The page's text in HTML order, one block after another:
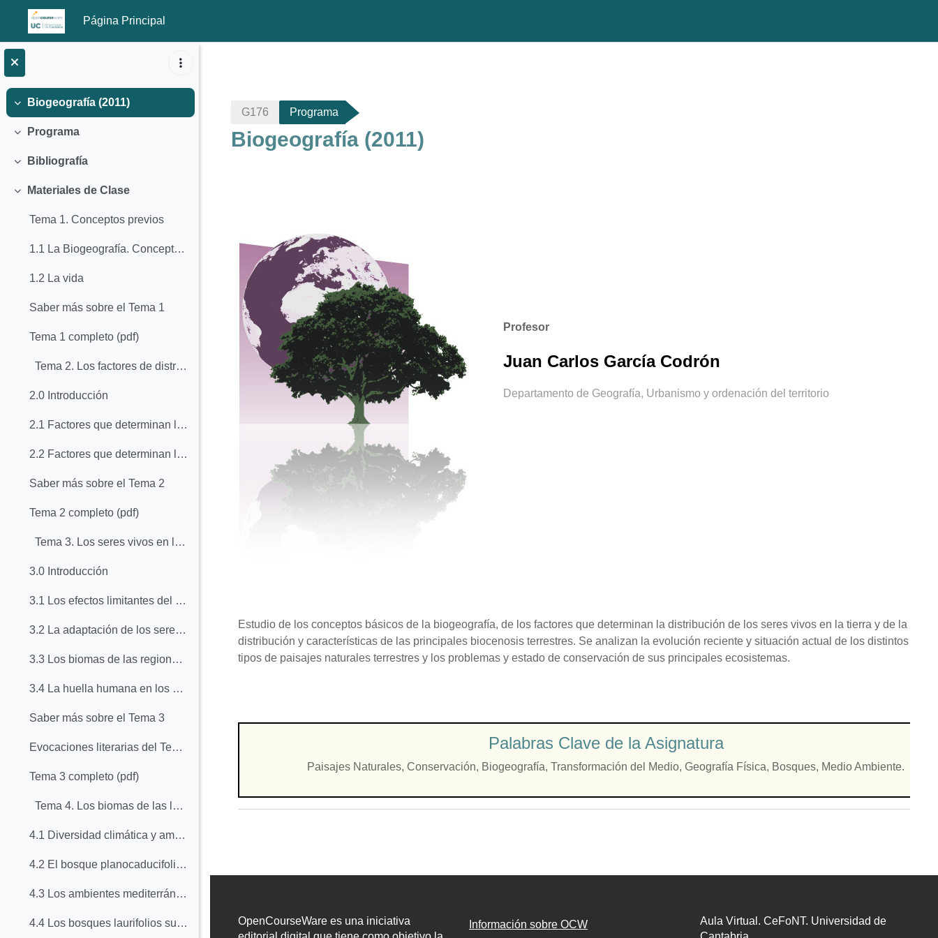
Salta al contenido principal
Página Principal
Colapsar
Biogeografía (2011)
Colapsar
Programa
Colapsar
Bibliografía
Colapsar
Materiales de Clase
Tema 1. Conceptos previos
1.1 La Biogeografía. Concepto y consideraciones previas
1.2 La vida
Saber más sobre el Tema 1
Tema 1 completo (pdf)
Tema 2. Los factores de distribución de los se...
2.0 Introducción
2.1 Factores que determinan la distribución de los seres vivos a escala regional: el papel del clima
2.2 Factores que determinan la distribución de los seres vivos a escala local: el ecosistema
Saber más sobre el Tema 2
Tema 2 completo (pdf)
Tema 3. Los seres vivos en las regiones frías ...
3.0 Introducción
3.1 Los efectos limitantes del frío
3.2 La adaptación de los seres vivos al frío y a la estacionalidad
3.3 Los biomas de las regiones frías
3.4 La huella humana en los paisajes de las regiones frías
Saber más sobre el Tema 3
Evocaciones literarias del Tema 3
Tema 3 completo (pdf)
Tema 4. Los biomas de las latitudes medias
4.1 Diversidad climática y ambiental de las regiones templadas
4.2 El bosque planocaducifolio de latitudes medias
4.3 Los ambientes mediterráneos
4.4 Los bosques laurifolios subtropicales
G176 Programa
Biogeografía (2011)
Perfilado de sección
Profesor
Juan Carlos García Codrón
Departamento de Geografía, Urbanismo y ordenación del territorio
Estudio de los conceptos básicos de la biogeografía, de los factores que determinan la distribución de los seres vivos en la tierra y de la
distribución y características de las principales biocenosis terrestres. Se analizan la evolución reciente y situación actual de los distintos
tipos de paisajes naturales terrestres y los problemas y estado de conservación de sus principales ecosistemas.
Palabras Clave de la Asignatura
Paisajes Naturales, Conservación, Biogeografía, Transformación del Medio, Geografía Física, Bosques, Medio Ambiente.
OpenCourseWare es una iniciativa
Información sobre OCW
Aula Virtual. CeFoNT. Universidad de